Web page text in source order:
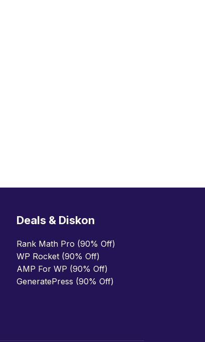
Deals & Diskon
Rank Math Pro (90% Off)
WP Rocket (90% Off)
AMP For WP (90% Off)
GeneratePress (90% Off)